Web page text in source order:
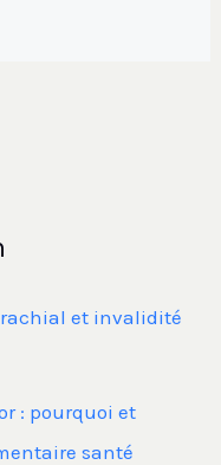
et invalidité
: pourquoi et
santé